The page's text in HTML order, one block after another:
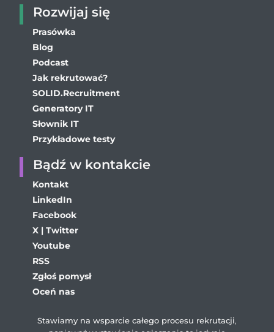
Rozwijaj się
Prasówka
Blog
Podcast
Jak rekrutować?
SOLID.Recruitment
Generatory IT
Słownik IT
Przykładowe testy
Bądź w kontakcie
Kontakt
LinkedIn
Facebook
X | Twitter
Youtube
RSS
Zgłoś pomysł
Oceń nas
Stawiamy na wsparcie całego procesu rekrutacji,